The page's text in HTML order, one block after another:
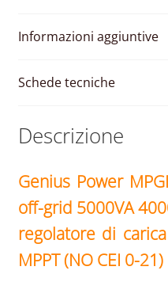
Informazioni aggiuntive
Schede tecniche
Descrizione
Genius Power
off-grid 5000VA
regolatore di
MPPT (NO CEI 0-21)